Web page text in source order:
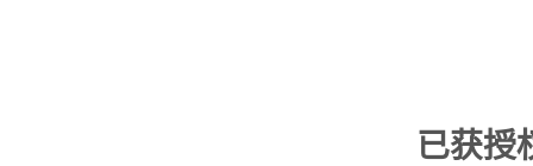
已获授